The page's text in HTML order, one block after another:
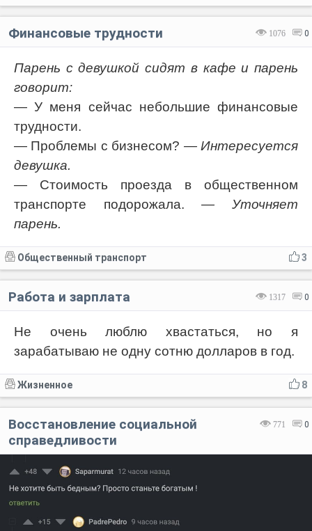
1076 0
Финансовые трудности
Парень с девушкой сидят в кафе и парень
говорит:
— У меня сейчас небольшие финансовые
трудности.
— Проблемы с бизнесом? — Интересуется
девушка.
— Стоимость проезда в общественном
транспорте подорожала.— Уточняет
парень.
3
Общественный транспорт
1317 0
Работа и зарплата
Не очень люблю хвастаться, но я
зарабатываю не одну сотню долларов в год.
8
Жизненное
771 0
Восстановление социальной
справедливости